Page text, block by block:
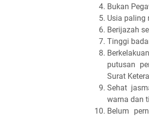
Bukan
Usia paling
Berijazah
Tinggi
putusan
Surat
Sehat
warna dan
Belum